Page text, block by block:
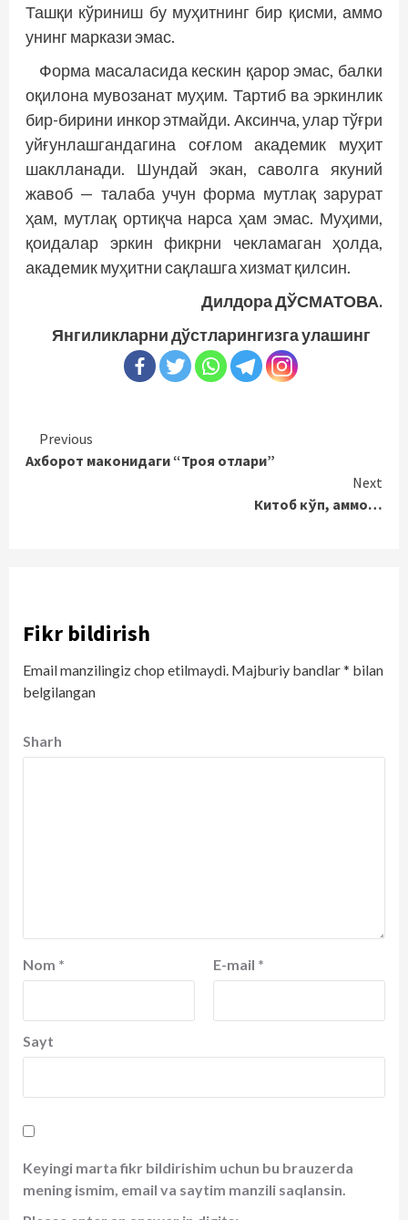
Ташқи кўриниш бу муҳитнинг бир қисми, аммо
унинг маркази эмас.
Форма масаласида кескин қарор эмас, балки
оқилона мувозанат муҳим. Тартиб ва эркинлик
бир-бирини инкор этмайди. Аксинча, улар тўғри
уйғунлашгандагина соғлом академик муҳит
шаклланади. Шундай экан, саволга якуний
жавоб — талаба учун форма мутлақ зарурат
ҳам, мутлақ ортиқча нарса ҳам эмас. Муҳими,
қоидалар эркин фикрни чекламаган ҳолда,
академик муҳитни сақлашга хизмат қилсин.
Дилдора ДЎСМАТОВА.
Янгиликларни дўстларингизга улашинг
Continue
Reading
Previous
Ахборот маконидаги “Троя отлари”
Next
Китоб кўп, аммо…
Fikr bildirish
Email manzilingiz chop etilmaydi. Majburiy bandlar* bilan
belgilangan
Sharh
Nom * E-mail *
Sayt
Keyingi marta fikr bildirishim uchun bu brauzerda
mening ismim, email va saytim manzili saqlansin.